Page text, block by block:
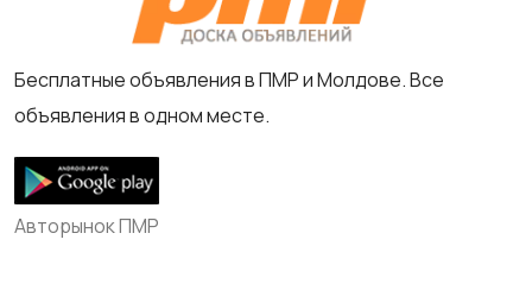
Бесплатные объявления в ПМР и Молдове. Все
объявления в одном месте.
Авторынок ПМР